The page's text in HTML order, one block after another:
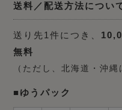
送料／配送方法につい
送り先1件につき、
無料
（ただし、北海道・沖
■ゆうパック